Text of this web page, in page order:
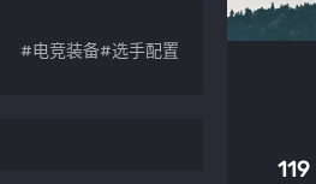
#电竞装备#选手配置
119